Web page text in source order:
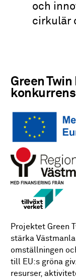
och
cirkulär
Green
Projektet Green
stärka
omställningen
till EU:s gröna
resurser,